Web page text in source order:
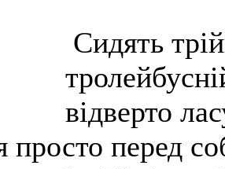
Сидять
відверто
перед